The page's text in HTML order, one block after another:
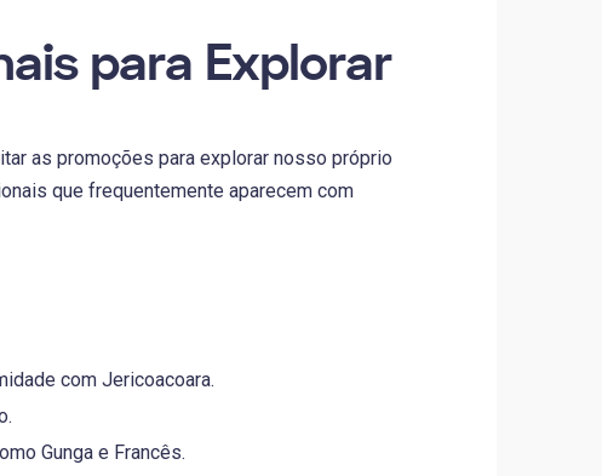
para Explorar
as promoções para explorar nosso próprio
que frequentemente aparecem com
com Jericoacoara.
Gunga e Francês.